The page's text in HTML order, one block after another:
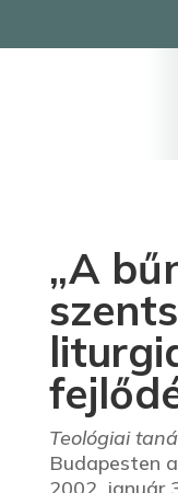
„A
Teológiai
Budapesten